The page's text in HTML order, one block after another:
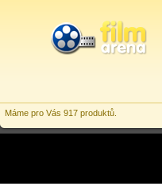
Máme pro Vás 917 produktů.